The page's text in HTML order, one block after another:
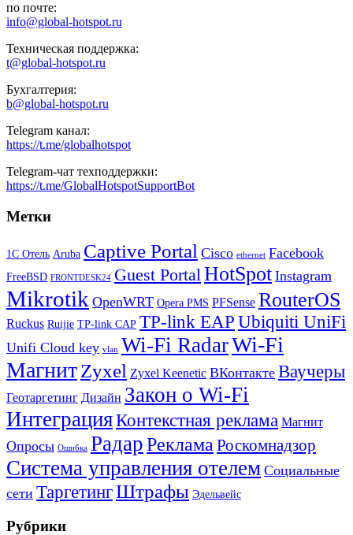
по почте:
info@global-hotspot.ru
Техническая поддержка:
t@global-hotspot.ru
Бухгалтерия:
b@global-hotspot.ru
Telegram канал:
https://t.me/globalhotspot
Telegram-чат техподдержки:
https://t.me/GlobalHotspotSupportBot
Метки
1С Отель Aruba Captive Portal Cisco ethernet Facebook
FreeBSD FRONTDESK24 Guest Portal HotSpot Instagram
Mikrotik OpenWRT Opera PMS PFSense RouterOS
Ruckus Ruijie TP-link CAP TP-link EAP Ubiquiti UniFi
Unifi Cloud key vlan Wi-Fi RadarWi-Fi
МагнитZyxel Zyxel Keenetic ВКонтакте Ваучеры
Геотаргетинг Дизайн Закон о Wi-Fi
ИнтеграцияКонтекстная реклама Магнит
Опросы Ошибка РадарРеклама Роскомнадзор
Система управления отелем Социальные
сети ТаргетингШтрафы Эдельвейс
Рубрики